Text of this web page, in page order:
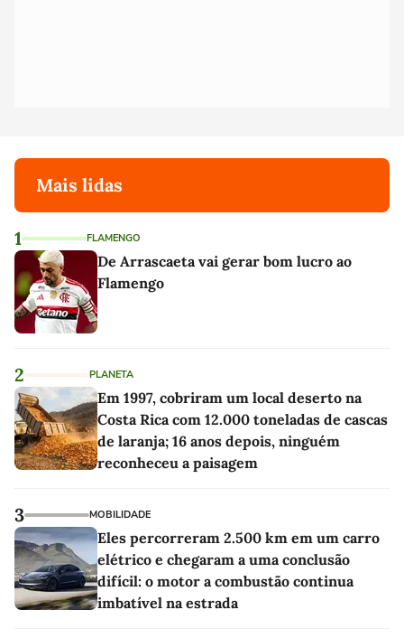
Mais lidas
1 FLAMENGO
De Arrascaeta vai gerar bom lucro ao
Flamengo
2 PLANETA
Em 1997, cobriram um local deserto na
Costa Rica com 12.000 toneladas de cascas
de laranja; 16 anos depois, ninguém
reconheceu a paisagem
3 MOBILIDADE
Eles percorreram 2.500 km em um carro
elétrico e chegaram a uma conclusão
difícil: o motor a combustão continua
imbatível na estrada